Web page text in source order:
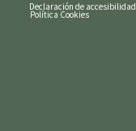
Declaración de accesibilidad
Política Cookies